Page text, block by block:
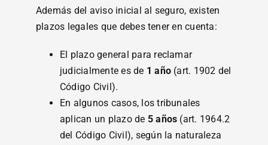
Además del aviso inicial al seguro, existen
plazos legales que debes tener en cuenta:
El plazo general para reclamar
judicialmente es de 1 año (art. 1902 del
Código Civil).
En algunos casos, los tribunales
aplican un plazo de 5 años (art. 1964.2
del Código Civil), según la naturaleza